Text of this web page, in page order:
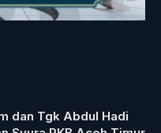
dan Tgk Abdul Hadi